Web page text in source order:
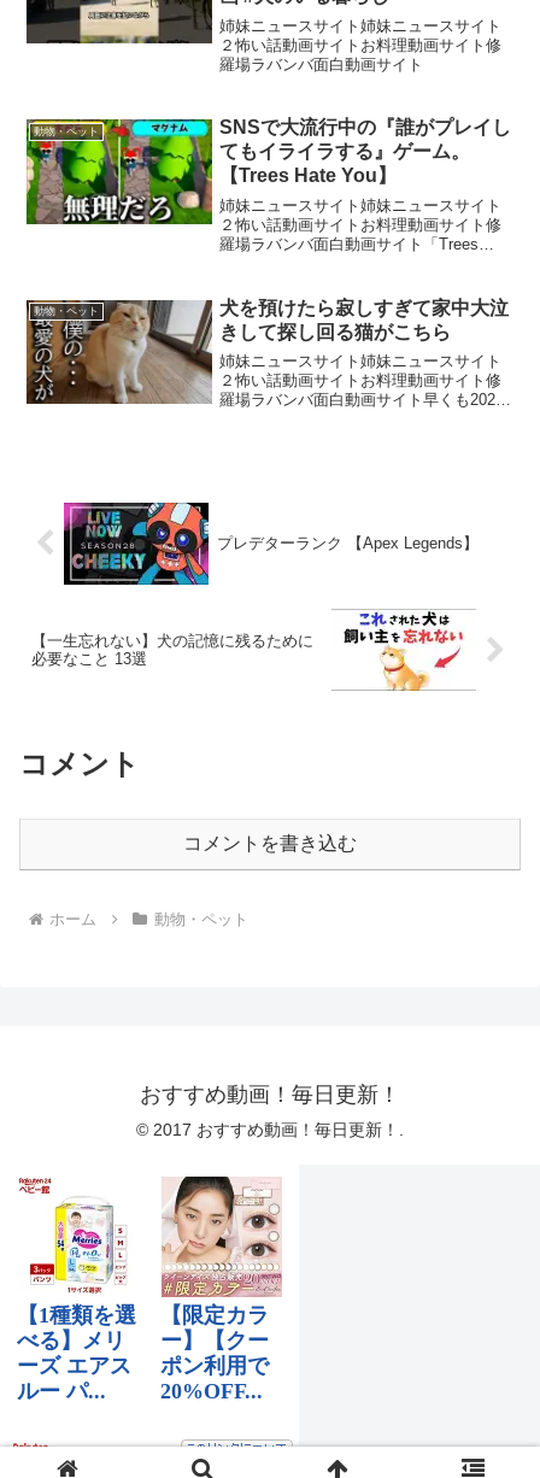
姉妹ニュースサイト姉妹ニュースサイト
２怖い話動画サイトお料理動画サイト修
羅場ラバンバ面白動画サイト
動物・ペット
SNSで大流行中の『誰がプレイし
てもイライラする』ゲーム。
【Trees Hate You】
姉妹ニュースサイト姉妹ニュースサイト
２怖い話動画サイトお料理動画サイト修
羅場ラバンバ面白動画サイト「Trees
Student」というゲームをやら...
動物・ペット
犬を預けたら寂しすぎて家中大泣
きして探し回る猫がこちら
姉妹ニュースサイト姉妹ニュースサイト
２怖い話動画サイトお料理動画サイト修
羅場ラバンバ面白動画サイト早くも2026
プレデターランク 【Apex Legends】
【一生忘れない】犬の記憶に残るために
必要なこと 13選
コメント
コメントを書き込む
ホーム 動物・ペット
おすすめ動画！毎日更新！
© 2017 おすすめ動画！毎日更新！.